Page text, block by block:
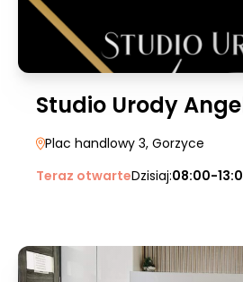
Studio Urody
Plac handlowy 3, Gorzyce
Teraz otwarteDzisiaj:08:00-